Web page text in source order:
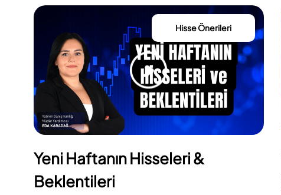
Hisse Önerileri
Yeni Haftanın Hisseleri &
Beklentileri